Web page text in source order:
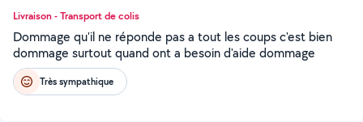
Livraison - Transport de colis
Dommage qu'il ne réponde pas a tout les coups c'est bien
dommage surtout quand ont a besoin d'aide dommage
Très sympathique